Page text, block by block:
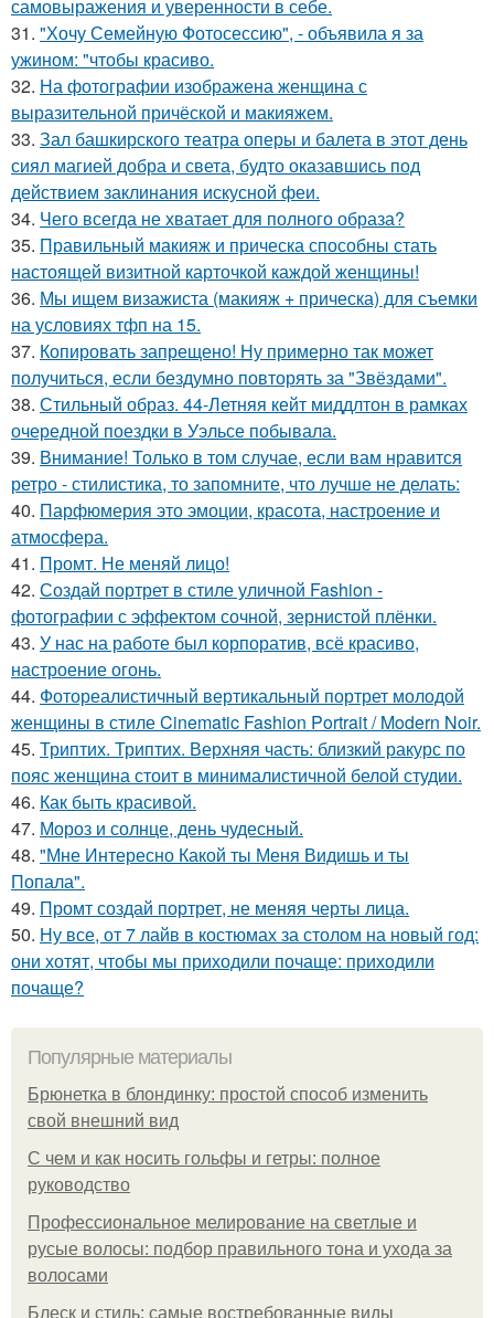
самовыражения и уверенности в себе.
31. "Хочу Семейную Фотосессию", - объявила я за
ужином: "чтобы красиво.
32. На фотографии изображена женщина с
выразительной причёской и макияжем.
33. Зал башкирского театра оперы и балета в этот день
сиял магией добра и света, будто оказавшись под
действием заклинания искусной феи.
34. Чего всегда не хватает для полного образа?
35. Правильный макияж и прическа способны стать
настоящей визитной карточкой каждой женщины!
36. Мы ищем визажиста (макияж + прическа) для съемки
на условиях тфп на 15.
37. Копировать запрещено! Ну примерно так может
получиться, если бездумно повторять за "Звёздами".
38. Стильный образ. 44-Летняя кейт миддлтон в рамках
очередной поездки в Уэльсе побывала.
39. Внимание! Только в том случае, если вам нравится
ретро - стилистика, то запомните, что лучше не делать:
40. Парфюмерия это эмоции, красота, настроение и
атмосфера.
41. Промт. Не меняй лицо!
42. Создай портрет в стиле уличной Fashion -
фотографии с эффектом сочной, зернистой плёнки.
43. У нас на работе был корпоратив, всё красиво,
настроение огонь.
44. Фотореалистичный вертикальный портрет молодой
женщины в стиле Cinematic Fashion Portrait / Modern Noir.
45. Триптих. Триптих. Верхняя часть: близкий ракурс по
пояс женщина стоит в минималистичной белой студии.
46. Как быть красивой.
47. Мороз и солнце, день чудесный.
48. "Мне Интересно Какой ты Меня Видишь и ты
Попала".
49. Промт создай портрет, не меняя черты лица.
50. Ну все, от 7 лайв в костюмах за столом на новый год:
они хотят, чтобы мы приходили почаще: приходили
почаще?
Популярные материалы
Брюнетка в блондинку: простой способ изменить
свой внешний вид
С чем и как носить гольфы и гетры: полное
руководство
Профессиональное мелирование на светлые и
русые волосы: подбор правильного тона и ухода за
волосами
Блеск и стиль: самые востребованные виды